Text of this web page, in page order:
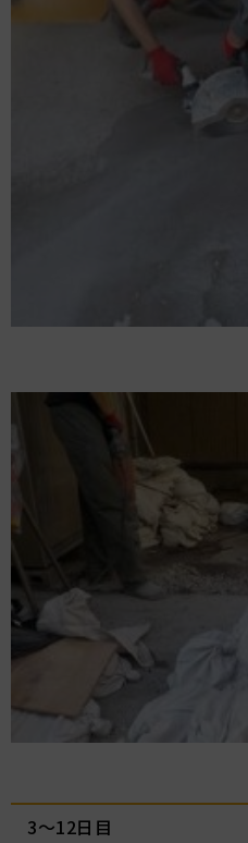
3～12日目